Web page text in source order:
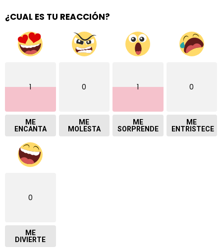
¿CUAL ES TU REACCIÓN?
1
ME
ENCANTA
0
ME
MOLESTA
1
ME
SORPRENDE
0
ME
ENTRISTECE
0
ME
DIVIERTE